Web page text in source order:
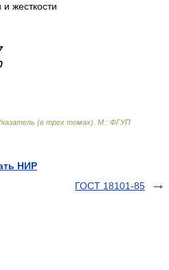
жесткости
(в трех томах). М.: ФГУП
НИР
ГОСТ 18101-85